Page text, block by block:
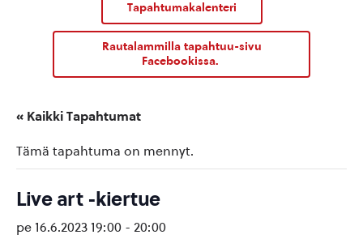
Tapahtumakalenteri
Rautalammilla tapahtuu-sivu
Facebookissa.
« Kaikki Tapahtumat
Tämä tapahtuma on mennyt.
Live art -kiertue
pe 16.6.2023 19:00 - 20:00